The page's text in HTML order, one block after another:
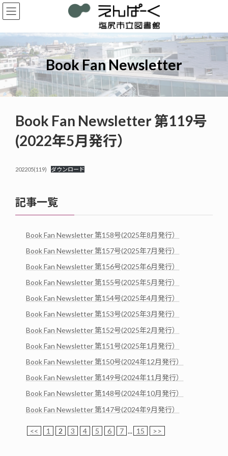
コ
ン
ン
ツ
へ
ス
キ
ッ
プ
ナ
ビ
ー
シ
ョ
ン
に
移
動
Book Fan Newsletter
Book Fan Newsletter 第119号
(2022年5月発行）
202205(119) ダウンロード
記事一覧
Book Fan Newsletter 第158号(2025年8月発行）
Book Fan Newsletter 第157号(2025年7月発行）
Book Fan Newsletter 第156号(2025年6月発行）
Book Fan Newsletter 第155号(2025年5月発行）
Book Fan Newsletter 第154号(2025年4月発行）
Book Fan Newsletter 第153号(2025年3月発行）
Book Fan Newsletter 第152号(2025年2月発行）
Book Fan Newsletter 第151号(2025年1月発行）
Book Fan Newsletter 第150号(2024年12月発行）
Book Fan Newsletter 第149号(2024年11月発行）
Book Fan Newsletter 第148号(2024年10月発行）
Book Fan Newsletter 第147号(2024年9月発行）
<< 1 2 3 4 5 6 7 ... 15 >>